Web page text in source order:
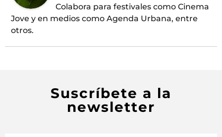
Colabora para festivales como Cinema
Jove y en medios como Agenda Urbana, entre
otros.
Suscríbete a la
newsletter